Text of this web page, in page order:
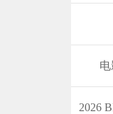
2026